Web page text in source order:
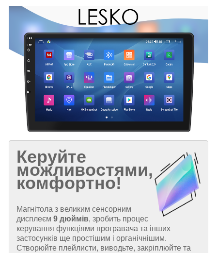
Керуйте
можливостями,
комфортно!
Магнітола з великим сенсорним
дисплеєм 9 дюймів, зробить процес
керування функціями програвача та інших
застосунків ще простішим і органічнішим.
Створюйте плейлисти, виводьте, закріплюйте та